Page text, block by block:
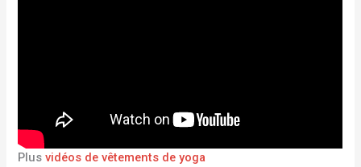
Plusvidéos de vêtements de yoga